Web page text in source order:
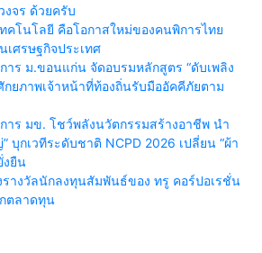
งจร ด้วยครับ
คโนโลยี คือโอกาสใหม่ของคนพิการไทย
เศรษฐกิจประเทศ
าร ม.ขอนแก่น จัดอบรมหลักสูตร “ดับเพลิง
ยภาพเจ้าหน้าที่ท้องถิ่นรับมืออัคคีภัยตาม
าร มข. โชว์พลังนวัตกรรมสร้างอาชีพ นำ
บุกเวทีระดับชาติ NCPD 2026 เปลี่ยน “ผ้า
งยืน
รางวัลนักลงทุนสัมพันธ์ของ ทรู คอร์ปอเรชั่น
ตลาดทุน